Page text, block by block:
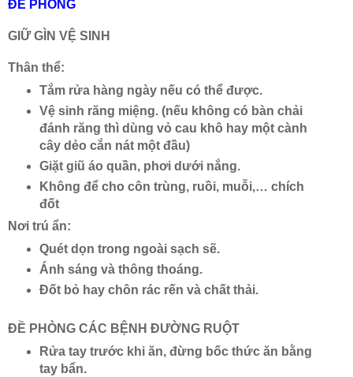
ĐỀ PHÒNG
GIỮ GÌN VỆ SINH
Thân thể:
Tắm rửa hàng ngày nếu có thể được.
Vệ sinh răng miệng. (nếu không có bàn chải
đánh răng thì dùng vỏ cau khô hay một cành
cây dẻo cắn nát một đầu)
Giặt giũ áo quần, phơi dưới nắng.
Không để cho côn trùng, ruồi, muỗi,… chích
đốt
Nơi trú ẩn:
Quét dọn trong ngoài sạch sẽ.
Ánh sáng và thông thoáng.
Đốt bỏ hay chôn rác rến và chất thải.
ĐỀ PHÒNG CÁC BỆNH ĐƯỜNG RUỘT
Rửa tay trước khi ăn, đừng bốc thức ăn bằng
tay bẩn.